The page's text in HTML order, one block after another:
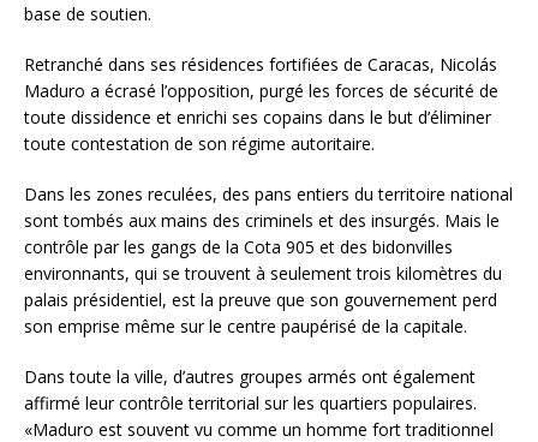
base de soutien.
Retranché dans ses résidences fortifiées de Caracas, Nicolás
Maduro a écrasé l’opposition, purgé les forces de sécurité de
toute dissidence et enrichi ses copains dans le but d’éliminer
toute contestation de son régime autoritaire.
Dans les zones reculées, des pans entiers du territoire national
sont tombés aux mains des criminels et des insurgés. Mais le
contrôle par les gangs de la Cota 905 et des bidonvilles
environnants, qui se trouvent à seulement trois kilomètres du
palais présidentiel, est la preuve que son gouvernement perd
son emprise même sur le centre paupérisé de la capitale.
Dans toute la ville, d’autres groupes armés ont également
affirmé leur contrôle territorial sur les quartiers populaires.
«Maduro est souvent vu comme un homme fort traditionnel